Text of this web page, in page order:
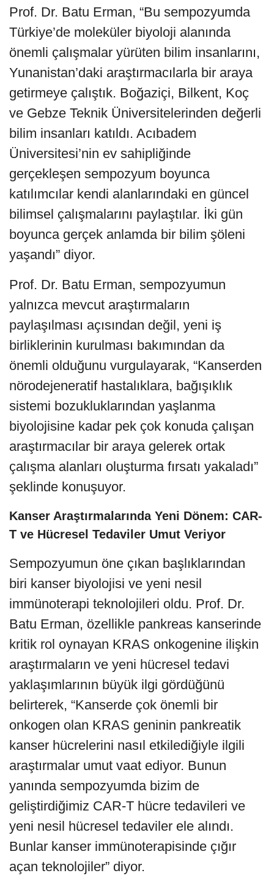
Prof. Dr. Batu Erman, “Bu sempozyumda
Türkiye’de moleküler biyoloji alanında
önemli çalışmalar yürüten bilim insanlarını,
Yunanistan’daki araştırmacılarla bir araya
getirmeye çalıştık. Boğaziçi, Bilkent, Koç
ve Gebze Teknik Üniversitelerinden değerli
bilim insanları katıldı. Acıbadem
Üniversitesi’nin ev sahipliğinde
gerçekleşen sempozyum boyunca
katılımcılar kendi alanlarındaki en güncel
bilimsel çalışmalarını paylaştılar. İki gün
boyunca gerçek anlamda bir bilim şöleni
yaşandı” diyor.
Prof. Dr. Batu Erman, sempozyumun
yalnızca mevcut araştırmaların
paylaşılması açısından değil, yeni iş
birliklerinin kurulması bakımından da
önemli olduğunu vurgulayarak, “Kanserden
nörodejeneratif hastalıklara, bağışıklık
sistemi bozukluklarından yaşlanma
biyolojisine kadar pek çok konuda çalışan
araştırmacılar bir araya gelerek ortak
çalışma alanları oluşturma fırsatı yakaladı”
şeklinde konuşuyor.
Kanser Araştırmalarında Yeni Dönem: CAR-
T ve Hücresel Tedaviler Umut Veriyor
Sempozyumun öne çıkan başlıklarından
biri kanser biyolojisi ve yeni nesil
immünoterapi teknolojileri oldu. Prof. Dr.
Batu Erman, özellikle pankreas kanserinde
kritik rol oynayan KRAS onkogenine ilişkin
araştırmaların ve yeni hücresel tedavi
yaklaşımlarının büyük ilgi gördüğünü
belirterek, “Kanserde çok önemli bir
onkogen olan KRAS geninin pankreatik
kanser hücrelerini nasıl etkilediğiyle ilgili
araştırmalar umut vaat ediyor. Bunun
yanında sempozyumda bizim de
geliştirdiğimiz CAR-T hücre tedavileri ve
yeni nesil hücresel tedaviler ele alındı.
Bunlar kanser immünoterapisinde çığır
açan teknolojiler” diyor.